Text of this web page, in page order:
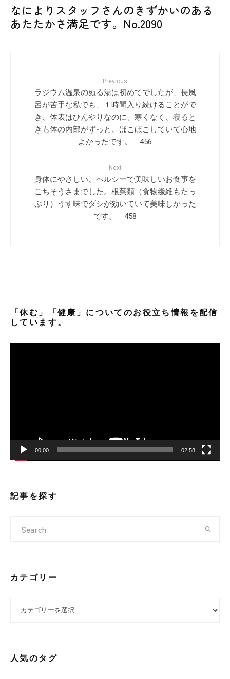
なによりスタッフさんのきずかいのある
あたたかさ満足です。No.2090
Previous
ラジウム温泉のぬる湯は初めてでしたが、長風
呂が苦手な私でも、１時間入り続けることがで
き、体表はひんやりなのに、寒くなく、寝ると
きも体の内部がずっと、ほこほこしていて心地
よかったです。 456
Next
身体にやさしい、ヘルシーで美味しいお食事を
ごちそうさまでした。根菜類（食物繊維もたっ
ぷり）うす味でダシが効いていて美味しかった
です。 458
「休む」「健康」についてのお役立ち情報を配信
しています。
00:00 02:58
記事を探す
カテゴリー
人気のタグ